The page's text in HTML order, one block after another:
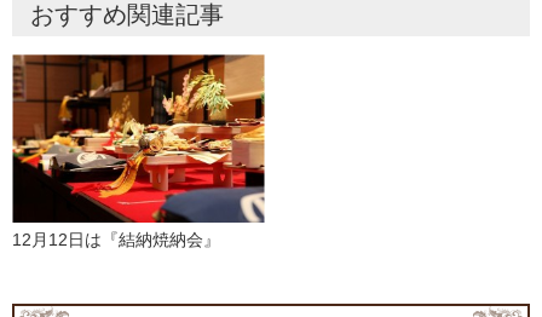
おすすめ関連記事
12月12日は『結納焼納会』